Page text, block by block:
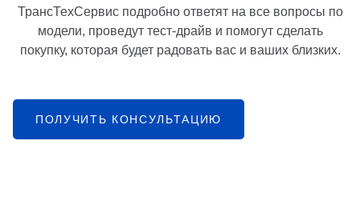
ТрансТехСервис подробно ответят на все вопросы по
модели, проведут тест-драйв и помогут сделать
покупку, которая будет радовать вас и ваших близких.
ПОЛУЧИТЬ КОНСУЛЬТАЦИЮ